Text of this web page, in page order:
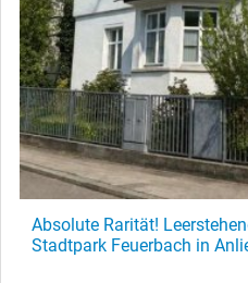
Absolute Rarität!
Stadtpark Feuerbach in